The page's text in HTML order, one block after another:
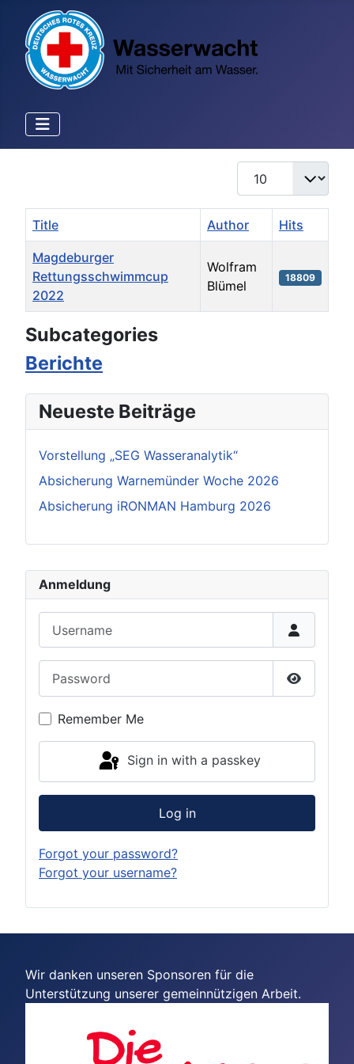
Anmeldung
Show
Remember Me
Sign in with a passkey
Log in
Forgot your password?
Forgot your username?
Display #
Title Author Hits
Magdeburger
Rettungsschwimmcup
2022
Wolfram
Blümel
18809
Subcategories
Berichte
Neueste Beiträge
Vorstellung „SEG Wasseranalytik“
Absicherung Warnemünder Woche 2026
Absicherung iRONMAN Hamburg 2026
Wir danken unseren Sponsoren für die
Unterstützung unserer gemeinnützigen Arbeit.